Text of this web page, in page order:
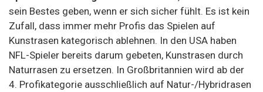
sein Bestes geben, wenn er sich sicher fühlt. Es ist kein
Zufall, dass immer mehr Profis das Spielen auf
Kunstrasen kategorisch ablehnen. In den USA haben
NFL-Spieler bereits darum gebeten, Kunstrasen durch
Naturrasen zu ersetzen. In Großbritannien wird ab der
4. Profikategorie ausschließlich auf Natur-/Hybridrasen